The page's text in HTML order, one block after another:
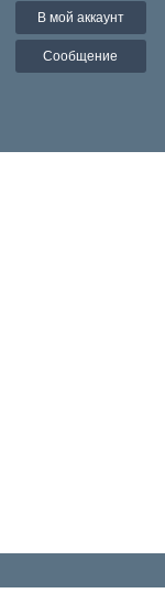
В мой аккаунт
Сообщение